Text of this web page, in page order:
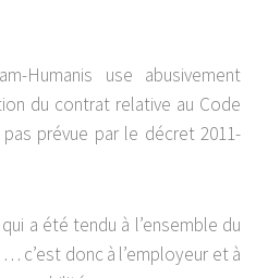
Humanis use abusivement
du contrat relative au Code
prévue par le décret 2011-
a été tendu à l’ensemble du
c’est donc à l’employeur et à